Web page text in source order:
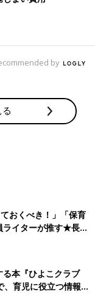
♪ 427円のくま
by
おくべき！」「保育
イターが推す★長袖
本『ひよこクラブ
育児に役立つ情報が